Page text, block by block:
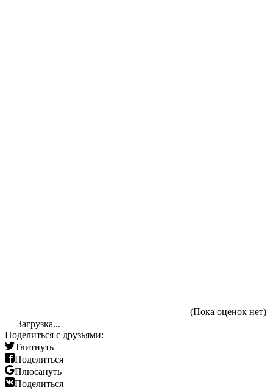
(Пока оценок нет)
Загрузка...
Поделиться с друзьями:
Твитнуть
Поделиться
Плюсануть
Поделиться